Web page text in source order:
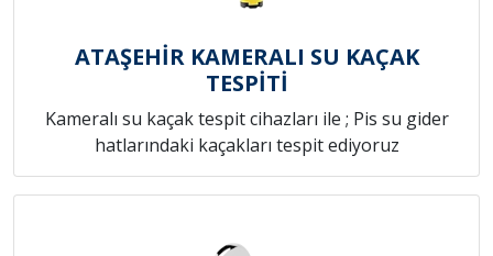
ATAŞEHİR KAMERALI SU KAÇAK
TESPİTİ
Kameralı su kaçak tespit cihazları ile ; Pis su gider
hatlarındaki kaçakları tespit ediyoruz